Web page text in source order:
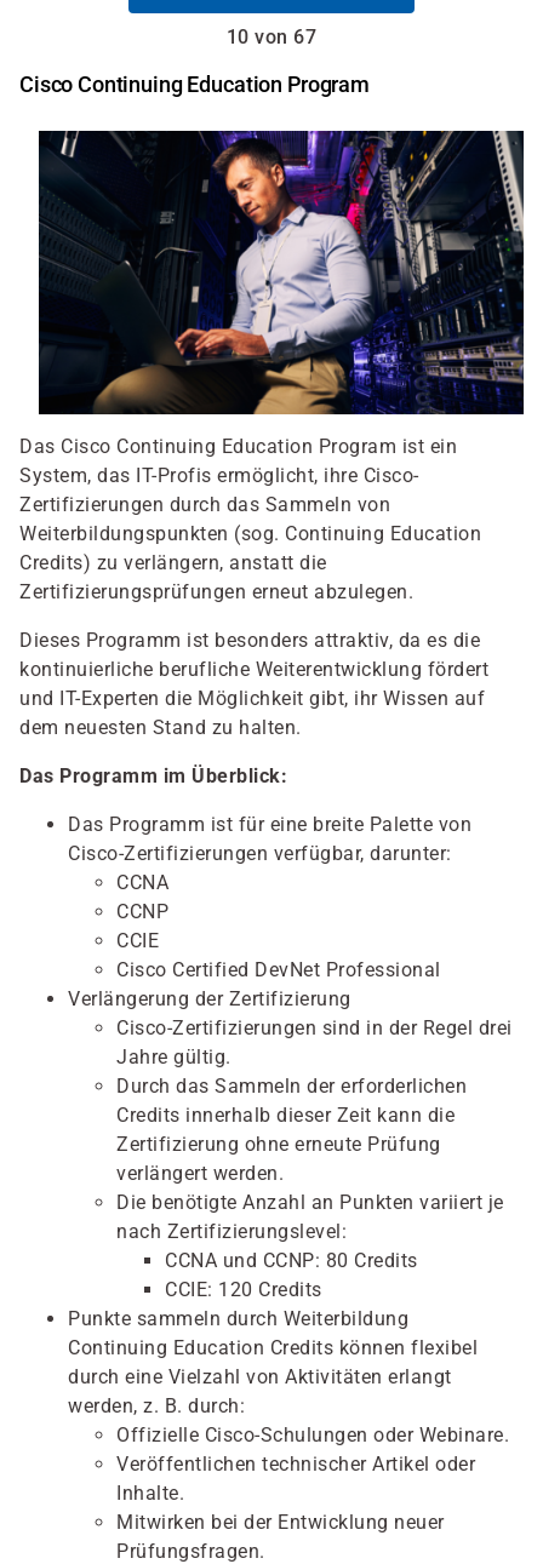
10 von 67
Cisco Continuing Education Program
Das Cisco Continuing Education Program ist ein
System, das IT-Profis ermöglicht, ihre Cisco-
Zertifizierungen durch das Sammeln von
Weiterbildungspunkten (sog. Continuing Education
Credits) zu verlängern, anstatt die
Zertifizierungsprüfungen erneut abzulegen.
Dieses Programm ist besonders attraktiv, da es die
kontinuierliche berufliche Weiterentwicklung fördert
und IT-Experten die Möglichkeit gibt, ihr Wissen auf
dem neuesten Stand zu halten.
Das Programm im Überblick:
Das Programm ist für eine breite Palette von
Cisco-Zertifizierungen verfügbar, darunter:
CCNA
CCNP
CCIE
Cisco Certified DevNet Professional
Verlängerung der Zertifizierung
Cisco-Zertifizierungen sind in der Regel drei
Jahre gültig.
Durch das Sammeln der erforderlichen
Credits innerhalb dieser Zeit kann die
Zertifizierung ohne erneute Prüfung
verlängert werden.
Die benötigte Anzahl an Punkten variiert je
nach Zertifizierungslevel:
CCNA und CCNP: 80 Credits
CCIE: 120 Credits
Punkte sammeln durch Weiterbildung
Continuing Education Credits können flexibel
durch eine Vielzahl von Aktivitäten erlangt
werden, z. B. durch:
Offizielle Cisco-Schulungen oder Webinare.
Veröffentlichen technischer Artikel oder
Inhalte.
Mitwirken bei der Entwicklung neuer
Prüfungsfragen.